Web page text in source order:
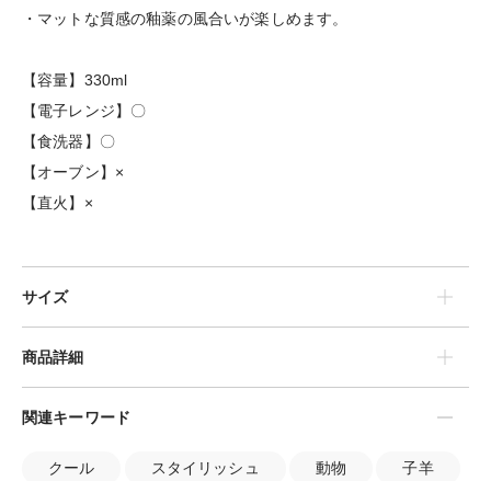
・マットな質感の釉薬の風合いが楽しめます。
【容量】330ml
【電子レンジ】〇
【食洗器】〇
【オーブン】×
【直火】×
サイズ
商品詳細
関連キーワード
クール スタイリッシュ 動物 子羊